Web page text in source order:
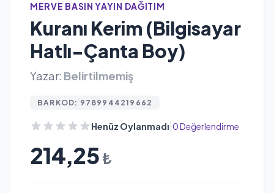
MERVE BASIN YAYIN DAĞITIM
Kuranı Kerim (Bilgisayar
Hatlı-Çanta Boy)
Yazar: Belirtilmemiş
BARKOD: 9789944219662
Henüz Oylanmadı 0 Değerlendirme
214,25 ₺